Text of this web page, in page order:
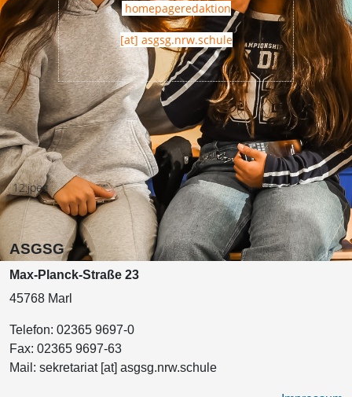
homepageredaktion
[at] asgsg.nrw.schule
ASGSG
Max-Planck-Straße 23
45768 Marl
Telefon: 02365 9697-0
Fax: 02365 9697-63
Mail: sekretariat [at] asgsg.nrw.schule